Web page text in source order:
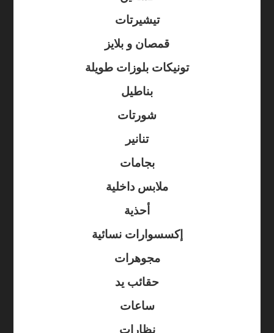
تيشيرتات
قمصان و بلايز
تونيكات بلوزات طويلة
بناطيل
شورتات
تنانير
بجامات
ملابس داخلية
أحذية
إكسسوارات نسائية
مجوهرات
حقائب يد
ساعات
نظارات